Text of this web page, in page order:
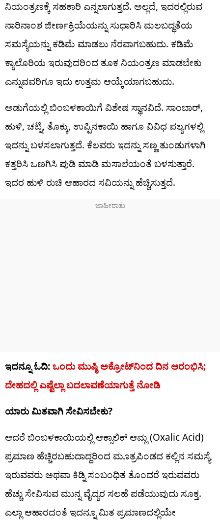
ನಿಯಂತ್ರಣಕ್ಕೆ ಸಹಕಾರಿ ಎನ್ನಲಾಗುತ್ತದೆ. ಅಲ್ಲದೆ, ಇದರಲ್ಲಿರುವ
ನಾರಿನಾಂಶ ಜೀರ್ಣಕ್ರಿಯೆಯನ್ನು ಸುಧಾರಿಸಿ ಮಲಬದ್ಧತೆಯ
ಸಮಸ್ಯೆಯನ್ನು ಕಡಿಮೆ ಮಾಡಲು ನೆರವಾಗಬಹುದು. ಕಡಿಮೆ
ಕ್ಯಾಲೊರಿಯ ಇರುವುದರಿಂದ ತೂಕ ನಿಯಂತ್ರಣ ಮಾಡಬೇಕು
ಎನ್ನುವವರಿಗೂ ಇದು ಉತ್ತಮ ಆಯ್ಕೆಯಾಗಬಹುದು.
ಅಡುಗೆಯಲ್ಲಿ ಬಿಂಬಳಕಾಯಿಗೆ ವಿಶೇಷ ಸ್ಥಾನವಿದೆ. ಸಾಂಬಾರ್,
ಹುಳಿ, ಚಟ್ನಿ, ತೊಕ್ಕು, ಉಪ್ಪಿನಕಾಯಿ ಹಾಗೂ ವಿವಿಧ ಪಲ್ಯಗಳಲ್ಲಿ
ಇದನ್ನು ಬಳಸಲಾಗುತ್ತದೆ. ಕೆಲವರು ಇದನ್ನು ಸಣ್ಣ ತುಂಡುಗಳಾಗಿ
ಕತ್ತರಿಸಿ ಒಣಗಿಸಿ ಪುಡಿ ಮಾಡಿ ಮಸಾಲೆಯಂತೆ ಬಳಸುತ್ತಾರೆ.
ಇದರ ಹುಳಿ ರುಚಿ ಆಹಾರದ ಸವಿಯನ್ನು ಹೆಚ್ಚಿಸುತ್ತದೆ.
ಇದನ್ನೂ ಓದಿ:ಒಂದು ಮುಷ್ಠಿ ಅಕ್ರೋಟ್‌ನಿಂದ ದಿನ ಆರಂಭಿಸಿ;
ದೇಹದಲ್ಲಿ ಎಷ್ಟೆಲ್ಲಾ ಬದಲಾವಣೆಯಾಗುತ್ತೆ ನೋಡಿ
ಯಾರು ಮಿತವಾಗಿ ಸೇವಿಸಬೇಕು?
ಆದರೆ ಬಿಂಬಳಕಾಯಿಯಲ್ಲಿ ಆಕ್ಸಾಲಿಕ್ ಆಮ್ಲ (Oxalic Acid)
ಪ್ರಮಾಣ ಹೆಚ್ಚಿರಬಹುದಾದ್ದರಿಂದ ಮೂತ್ರಪಿಂಡದ ಕಲ್ಲಿನ ಸಮಸ್ಯೆ
ಇರುವವರು ಅಥವಾ ಕಿಡ್ನಿ ಸಂಬಂಧಿತ ತೊಂದರೆ ಇರುವವರು
ಹೆಚ್ಚು ಸೇವಿಸುವ ಮುನ್ನ ವೈದ್ಯರ ಸಲಹೆ ಪಡೆಯುವುದು ಸೂಕ್ತ.
ಎಲ್ಲಾ ಆಹಾರದಂತೆ ಇದನ್ನೂ ಮಿತ ಪ್ರಮಾಣದಲ್ಲಿಯೇ